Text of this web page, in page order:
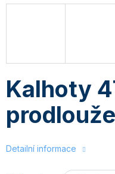
Kalhoty
Detailní informace